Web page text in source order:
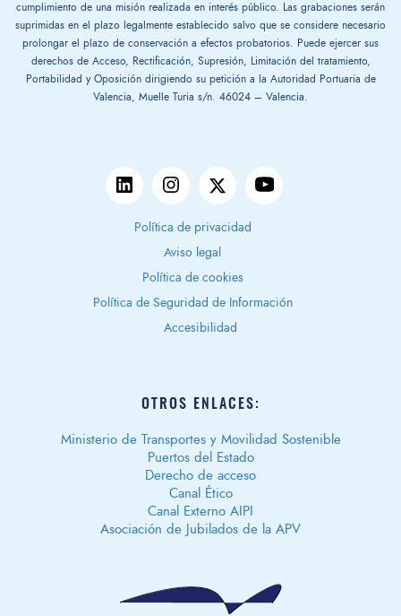
cumplimiento de una misión realizada en interés público. Las grabaciones serán
suprimidas en el plazo legalmente establecido salvo que se considere necesario
prolongar el plazo de conservación a efectos probatorios. Puede ejercer sus
derechos de Acceso, Rectificación, Supresión, Limitación del tratamiento,
Portabilidad y Oposición dirigiendo su petición a la Autoridad Portuaria de
Valencia, Muelle Turia s/n. 46024 – Valencia.
Política de privacidad
Aviso legal
Política de cookies
Política de Seguridad de Información
Accesibilidad
OTROS ENLACES:
Ministerio de Transportes y Movilidad Sostenible
Puertos del Estado
Derecho de acceso
Canal Ético
Canal Externo AIPI
Asociación de Jubilados de la APV